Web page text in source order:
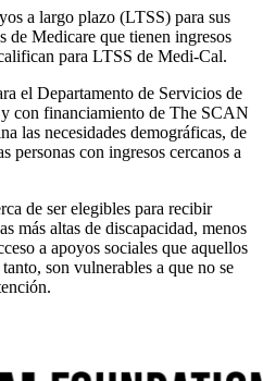
a largo plazo (LTSS) para sus
de Medicare que tienen ingresos
para LTSS de Medi-Cal.
el Departamento de Servicios de
con financiamiento de The SCAN
las necesidades demográficas, de
personas con ingresos cercanos a
de ser elegibles para recibir
más altas de discapacidad, menos
a apoyos sociales que aquellos
son vulnerables a que no se